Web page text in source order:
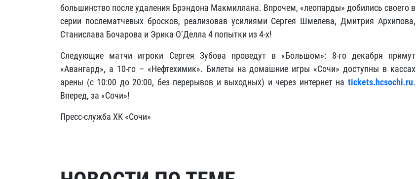
большинство после удаления Брэндона Макмиллана. Впрочем, «леопарды» добились своего в
серии послематчевых бросков, реализовав усилиями Сергея Шмелева, Дмитрия Архипова,
Станислава Бочарова и Эрика О’Делла 4 попытки из 4-х!
Следующие матчи игроки Сергея Зубова проведут в «Большом»: 8-го декабря примут
«Авангард», а 10-го – «Нефтехимик». Билеты на домашние игры «Сочи» доступны в кассах
арены (с 10:00 до 20:00, без перерывов и выходных) и через интернет на tickets.hcsochi.ru.
Вперед, за «Сочи»!
Пресс-служба ХК «Сочи»